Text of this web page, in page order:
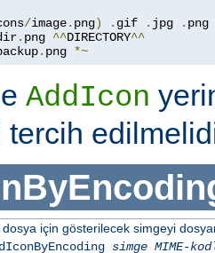
/image. png) . gif . jpg .
. png ^^DIRECTORY^^
. png *~
AddIcon
dosya için gösterilecek simgeyi
simge MIME-